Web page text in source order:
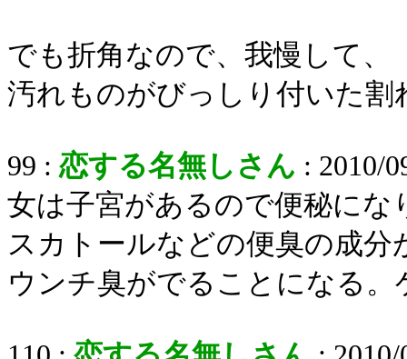
でも折角なので、我慢して、
汚れものがびっしり付いた
99 : 恋する名無しさん : 2010/
女は子宮があるので便秘に
スカトールなどの便臭の成
ウンチ臭がでることになる。